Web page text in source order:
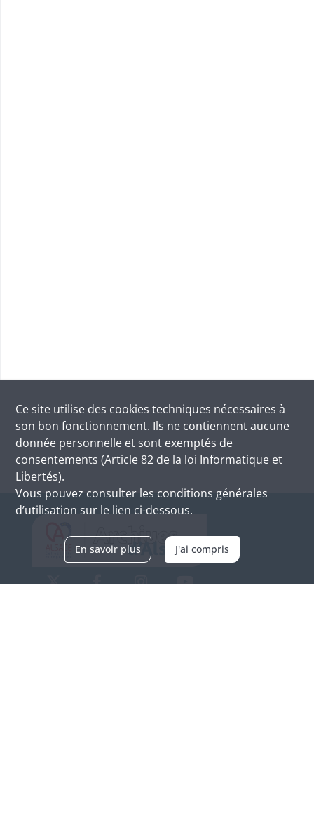
Ce site utilise des cookies techniques nécessaires à
son bon fonctionnement. Ils ne contiennent aucune
donnée personnelle et sont exemptés de
consentements (Article 82 de la loi Informatique et
Libertés).
Vous pouvez consulter les conditions générales
d’utilisation sur le lien ci-dessous.
En savoir plus J'ai compris